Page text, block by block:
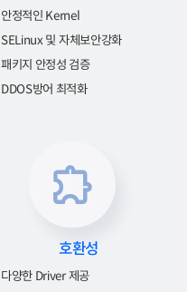
안정적인 Kernel
SELinux 및 자체보안강화
패키지 안정성 검증
DDOS방어 최적화
호환성
다양한 Driver 제공